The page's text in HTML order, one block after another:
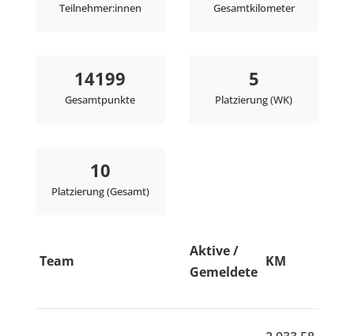
Teilnehmer:innen
Gesamtkilometer
14199
Gesamtpunkte
5
Platzierung (WK)
10
Platzierung (Gesamt)
Team
Aktive /
Gemeldete
KM